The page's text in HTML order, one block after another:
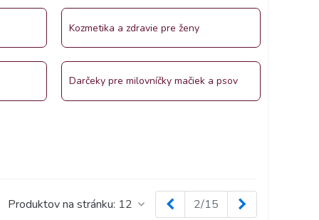
Kozmetika a zdravie pre ženy
Darčeky pre milovníčky mačiek a psov
Produktov na stránku: 12 Späť2/15